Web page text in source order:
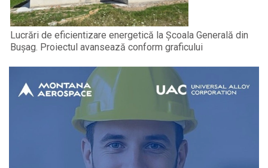
Lucrări de eficientizare energetică la Școala Generală din
Bușag. Proiectul avansează conform graficului